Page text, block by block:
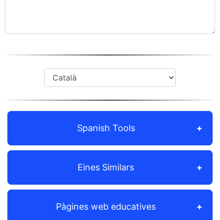
Spanish Tools
Eines Similars
Pàgines web educatives